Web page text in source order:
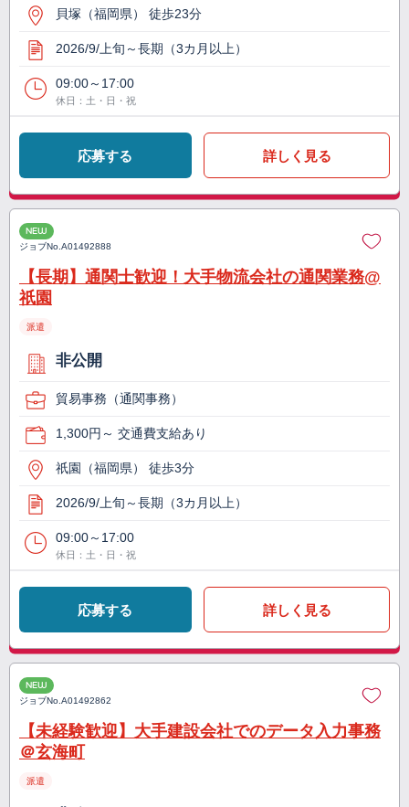
貝塚（福岡県） 徒歩23分
2026/9/上旬～長期（3カ月以上）
09:00～17:00
休日：土・日・祝
応募する 詳しく見る
NEW
ジョブNo.A01492888
【長期】通関士歓迎！大手物流会社の通関業務@
祇園
派遣
非公開
貿易事務（通関事務）
1,300円～ 交通費支給あり
祇園（福岡県） 徒歩3分
2026/9/上旬～長期（3カ月以上）
09:00～17:00
休日：土・日・祝
応募する 詳しく見る
NEW
ジョブNo.A01492862
【未経験歓迎】大手建設会社でのデータ入力事務
＠玄海町
派遣